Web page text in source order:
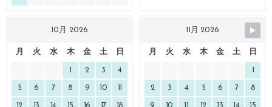
10月 2026
月 火 水 木 金 土 日
2 3 4
5 6 7 8 9 10
11月 2026
月 火 水 木 金 土 日
2 3 4 5 6 7 8